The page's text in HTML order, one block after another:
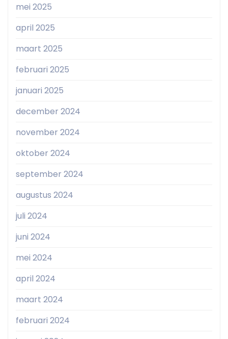
mei 2025
april 2025
maart 2025
februari 2025
januari 2025
december 2024
november 2024
oktober 2024
september 2024
augustus 2024
juli 2024
juni 2024
mei 2024
april 2024
maart 2024
februari 2024